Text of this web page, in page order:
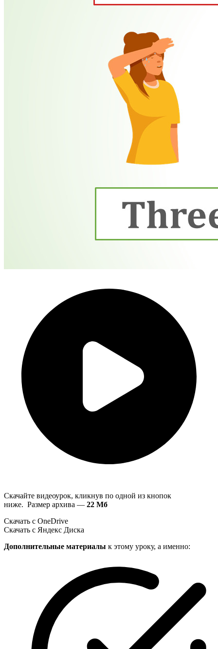
Скачайте видеоурок, кликнув по одной из кнопок
ниже. Размер архива — 22 Мб
Скачать с OneDrive
Скачать с Яндекс Диска
Дополнительные материалы к этому уроку, а именно: